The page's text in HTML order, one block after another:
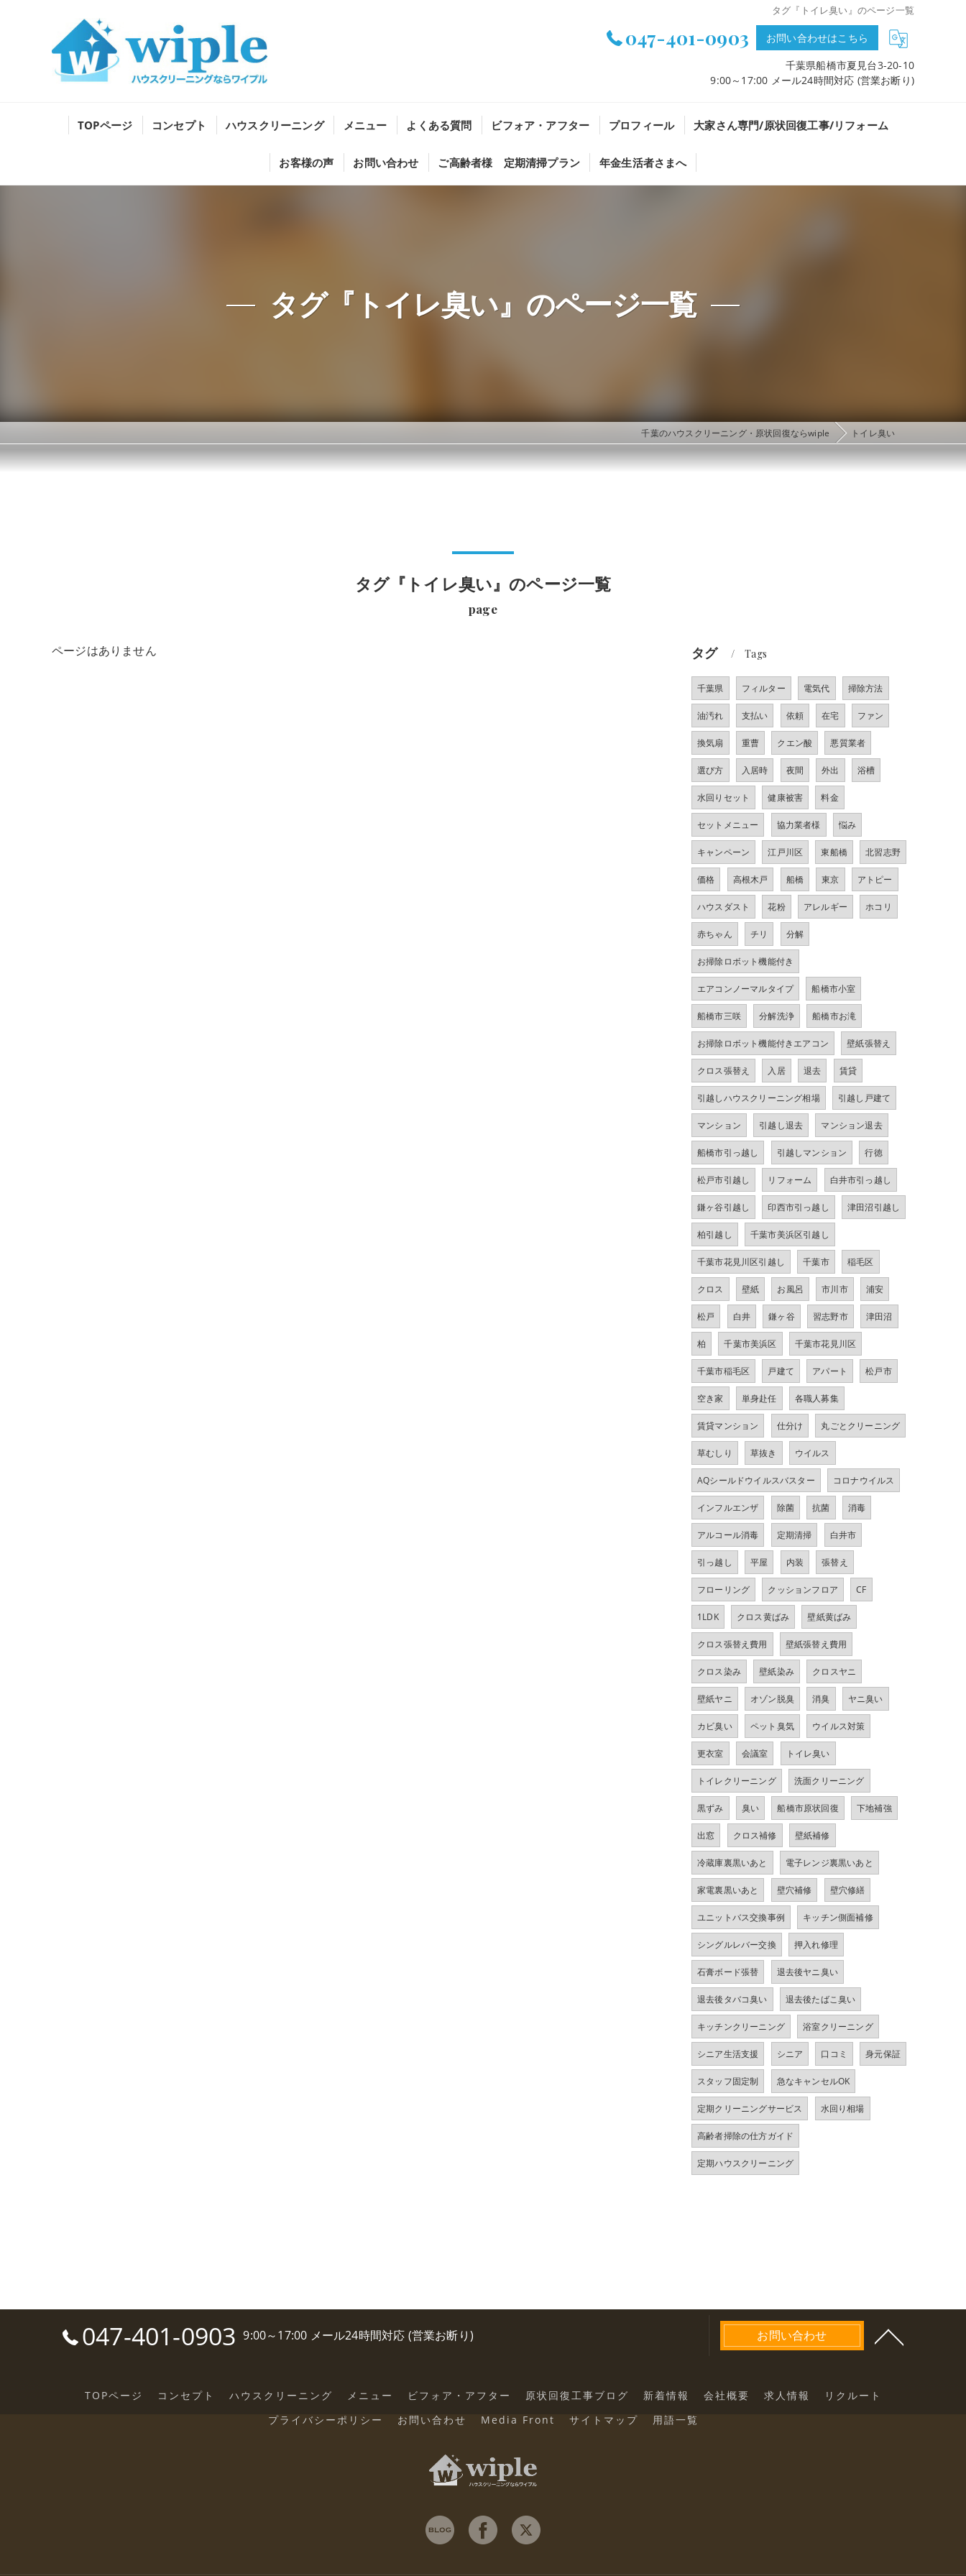
タグ『トイレ臭い』のページ一覧
047-401-0903 お問い合わせはこちら
千葉県船橋市夏見台3-20-10
9:00～17:00 メール24時間対応 (営業お断り)
TOPページ コンセプト ハウスクリーニング メニュー よくある質問 ビフォア・アフター プロフィール 大家さん専門/原状回復工事/リフォーム
お客様の声 お問い合わせ ご高齢者様 定期清掃プラン 年金生活者さまへ
タグ『トイレ臭い』のページ一覧
千葉のハウスクリーニング・原状回復ならwiple トイレ臭い
タグ『トイレ臭い』のページ一覧
page
ページはありません タグ Tags
千葉県 フィルター 電気代 掃除方法
油汚れ 支払い 依頼 在宅 ファン
換気扇 重曹 クエン酸 悪質業者
選び方 入居時 夜間 外出 浴槽
水回りセット 健康被害 料金
セットメニュー 協力業者様 悩み
キャンペーン 江戸川区 東船橋 北習志野
価格 高根木戸 船橋 東京 アトピー
ハウスダスト 花粉 アレルギー ホコリ
赤ちゃん チリ 分解
お掃除ロボット機能付き
エアコンノーマルタイプ 船橋市小室
船橋市三咲 分解洗浄 船橋市お滝
お掃除ロボット機能付きエアコン 壁紙張替え
クロス張替え 入居 退去 賃貸
引越しハウスクリーニング相場 引越し戸建て
マンション 引越し退去 マンション退去
船橋市引っ越し 引越しマンション 行徳
松戸市引越し リフォーム 白井市引っ越し
鎌ヶ谷引越し 印西市引っ越し 津田沼引越し
柏引越し 千葉市美浜区引越し
千葉市花見川区引越し 千葉市 稲毛区
クロス 壁紙 お風呂 市川市 浦安
松戸 白井 鎌ヶ谷 習志野市 津田沼
柏 千葉市美浜区 千葉市花見川区
千葉市稲毛区 戸建て アパート 松戸市
空き家 単身赴任 各職人募集
賃貸マンション 仕分け 丸ごとクリーニング
草むしり 草抜き ウイルス
AQシールドウイルスバスター コロナウイルス
インフルエンザ 除菌 抗菌 消毒
アルコール消毒 定期清掃 白井市
引っ越し 平屋 内装 張替え
フローリング クッションフロア CF
1LDK クロス黄ばみ 壁紙黄ばみ
クロス張替え費用 壁紙張替え費用
クロス染み 壁紙染み クロスヤニ
壁紙ヤニ オゾン脱臭 消臭 ヤニ臭い
カビ臭い ペット臭気 ウイルス対策
更衣室 会議室 トイレ臭い
トイレクリーニング 洗面クリーニング
黒ずみ 臭い 船橋市原状回復 下地補強
出窓 クロス補修 壁紙補修
冷蔵庫裏黒いあと 電子レンジ裏黒いあと
家電裏黒いあと 壁穴補修 壁穴修繕
ユニットバス交換事例 キッチン側面補修
シングルレバー交換 押入れ修理
石膏ボード張替 退去後ヤニ臭い
退去後タバコ臭い 退去後たばこ臭い
キッチンクリーニング 浴室クリーニング
シニア生活支援 シニア 口コミ 身元保証
スタッフ固定制 急なキャンセルOK
定期クリーニングサービス 水回り相場
高齢者掃除の仕方ガイド
定期ハウスクリーニング
047-401-0903 9:00～17:00 メール24時間対応 (営業お断り) お問い合わせ
TOPページ コンセプト ハウスクリーニング メニュー ビフォア・アフター 原状回復工事ブログ 新着情報 会社概要 求人情報
リクルート
プライバシーポリシー
お問い合わせ Media Front サイトマップ 用語一覧